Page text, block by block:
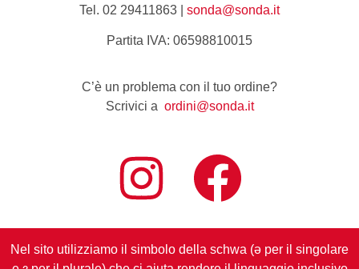
Tel. 02 29411863 | sonda@sonda.it
Partita IVA: 06598810015
C’è un problema con il tuo ordine?
Scrivici a ordini@sonda.it
Nel sito utilizziamo il simbolo della schwa (ə per il singolare